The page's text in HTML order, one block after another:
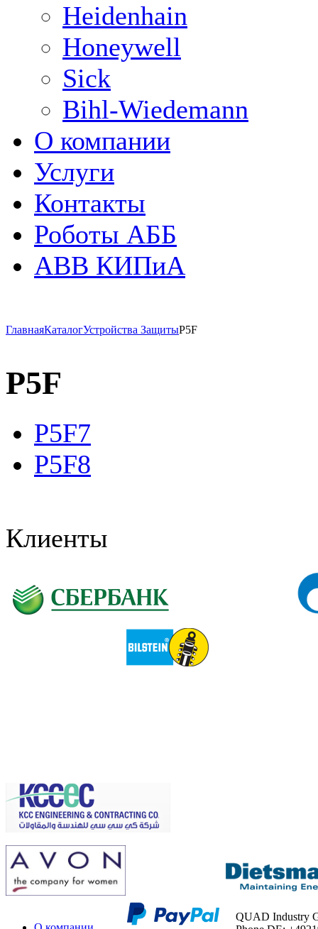
Heidenhain
Honeywell
Sick
Bihl-Wiedemann
О компании
Услуги
Контакты
Роботы АББ
ABB КИПиА
ГлавнаяКаталогУстройства ЗащитыP5F
P5F
P5F7
P5F8
Клиенты
QUAD Industry